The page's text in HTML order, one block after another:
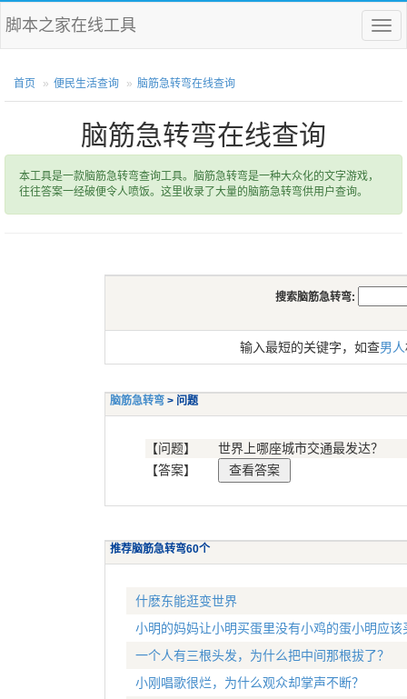
菜
单
脚本之家在线工具
首页 便民生活查询 脑筋急转弯在线查询
脑筋急转弯在线查询
本工具是一款脑筋急转弯查询工具。脑筋急转弯是一种大众化的文字游戏，
往往答案一经破便令人喷饭。这里收录了大量的脑筋急转弯供用户查询。
搜索脑筋急转弯:
输入最短的关键字，如查男人
脑筋急转弯 > 问题
【问题】
世界上哪座城市交通最发达？
【答案】
推荐脑筋急转弯60个
什麽东能逛变世界
小明的妈妈让小明买蛋里没有小鸡的蛋小明应该
一个人有三根头发，为什么把中间那根拔了？
小刚唱歌很烂，为什么观众却掌声不断？